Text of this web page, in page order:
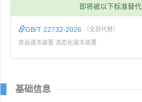
即将被以下标准替代
GB/T 22732-2026 （全部代替）
食品速冻装置 流态化速冻装置
基础信息